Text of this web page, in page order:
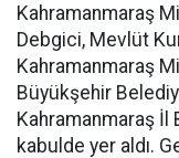
Kahramanmaraş
Debgici, Mevlüt
Kahramanmaraş
Büyükşehir
Kahramanmaraş İl
kabulde yer aldı.